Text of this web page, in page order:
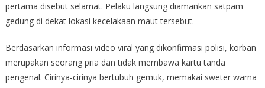
pertama disebut selamat. Pelaku langsung diamankan satpam
gedung di dekat lokasi kecelakaan maut tersebut.
Berdasarkan informasi video viral yang dikonfirmasi polisi, korban
merupakan seorang pria dan tidak membawa kartu tanda
pengenal. Cirinya-cirinya bertubuh gemuk, memakai sweter warna